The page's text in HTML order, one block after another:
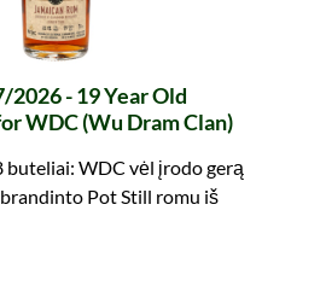
2026 - 19 Year Old
WDC (Wu Dram Clan)
buteliai: WDC vėl įrodo gerą
Pot Still romu iš